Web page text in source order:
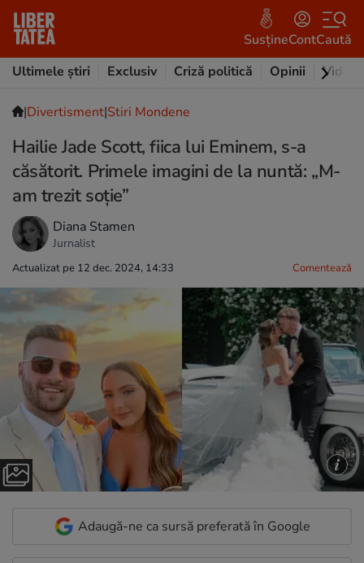
SusțineContCaută
Ultimele știri
Exclusiv Criză politică Opinii Video
|Divertisment|Stiri Mondene
Hailie Jade Scott, fiica lui Eminem, s-a
căsătorit. Primele imagini de la nuntă: „M-
am trezit soție”
Diana Stamen
Jurnalist
Actualizat pe 12 dec. 2024, 14:33 Comentează
Adaugă-ne ca sursă preferată în Google